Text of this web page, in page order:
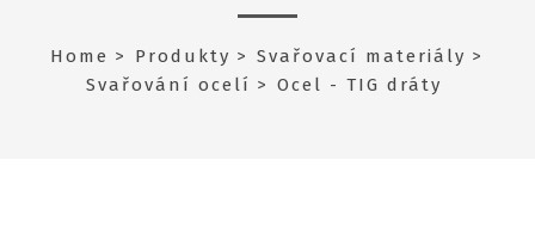
Home Produkty
Svařovací materiály
Svařování ocelí
Ocel - TIG dráty